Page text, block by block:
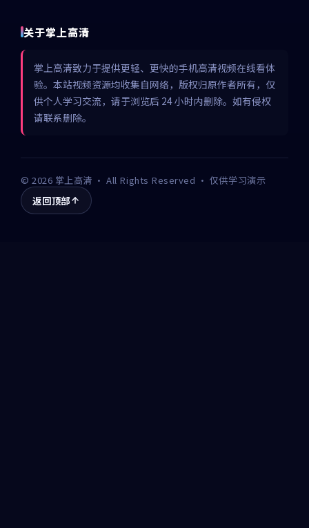
关于掌上高清
掌上高清致力于提供更轻、更快的手机高清视频在线看体
验。本站视频资源均收集自网络，版权归原作者所有，仅
供个人学习交流，请于浏览后 24 小时内删除。如有侵权
请联系删除。
©2026 掌上高清 · All Rights Reserved · 仅供学习演示
返回顶部